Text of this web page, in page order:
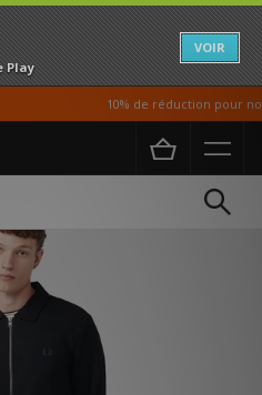
Play
VOIR
10% de réduction pour nos